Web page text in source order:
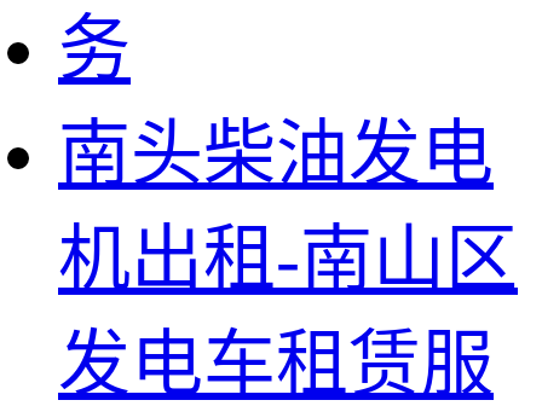
南头柴油发电
机出租-南山区
发电车租赁服